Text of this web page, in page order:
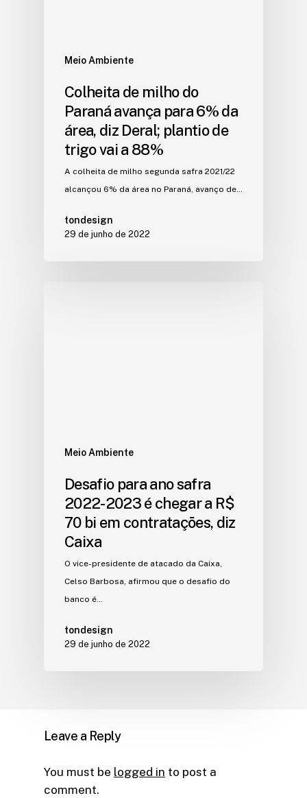
Meio Ambiente
Colheita de milho do
Paraná avança para 6% da
área, diz Deral; plantio de
trigo vai a 88%
A colheita de milho segunda safra 2021/22
alcançou 6% da área no Paraná, avanço de…
tondesign
29 de junho de 2022
Meio Ambiente
Desafio para ano safra
2022-2023 é chegar a R$
70 bi em contratações, diz
Caixa
O vice-presidente de atacado da Caixa,
Celso Barbosa, afirmou que o desafio do
banco é…
tondesign
29 de junho de 2022
Leave a Reply
You must be logged in to post a
comment.